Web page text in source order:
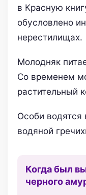
в Красную
обусловлено
нерестилищах.
Молодняк
Со временем
растительный
Особи водятся
водяной
Когда был
черного